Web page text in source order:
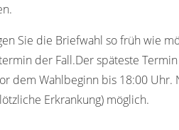
51434
51448 51449
Sie die Briefwahl so früh wie
der Fall.Der späteste
dem Wahlbeginn bis 18:00
Erkrankung) möglich.